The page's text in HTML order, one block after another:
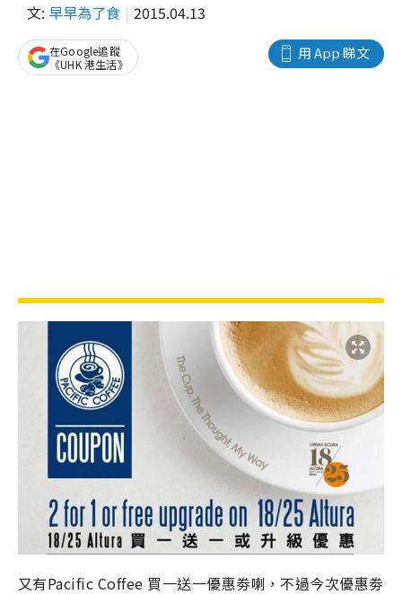
文: 早早為了食 2015.04.13
用 App 睇文
在Google追蹤
《UHK 港生活》
又有Pacific Coffee 買一送一優惠劵喇，不過今次優惠劵